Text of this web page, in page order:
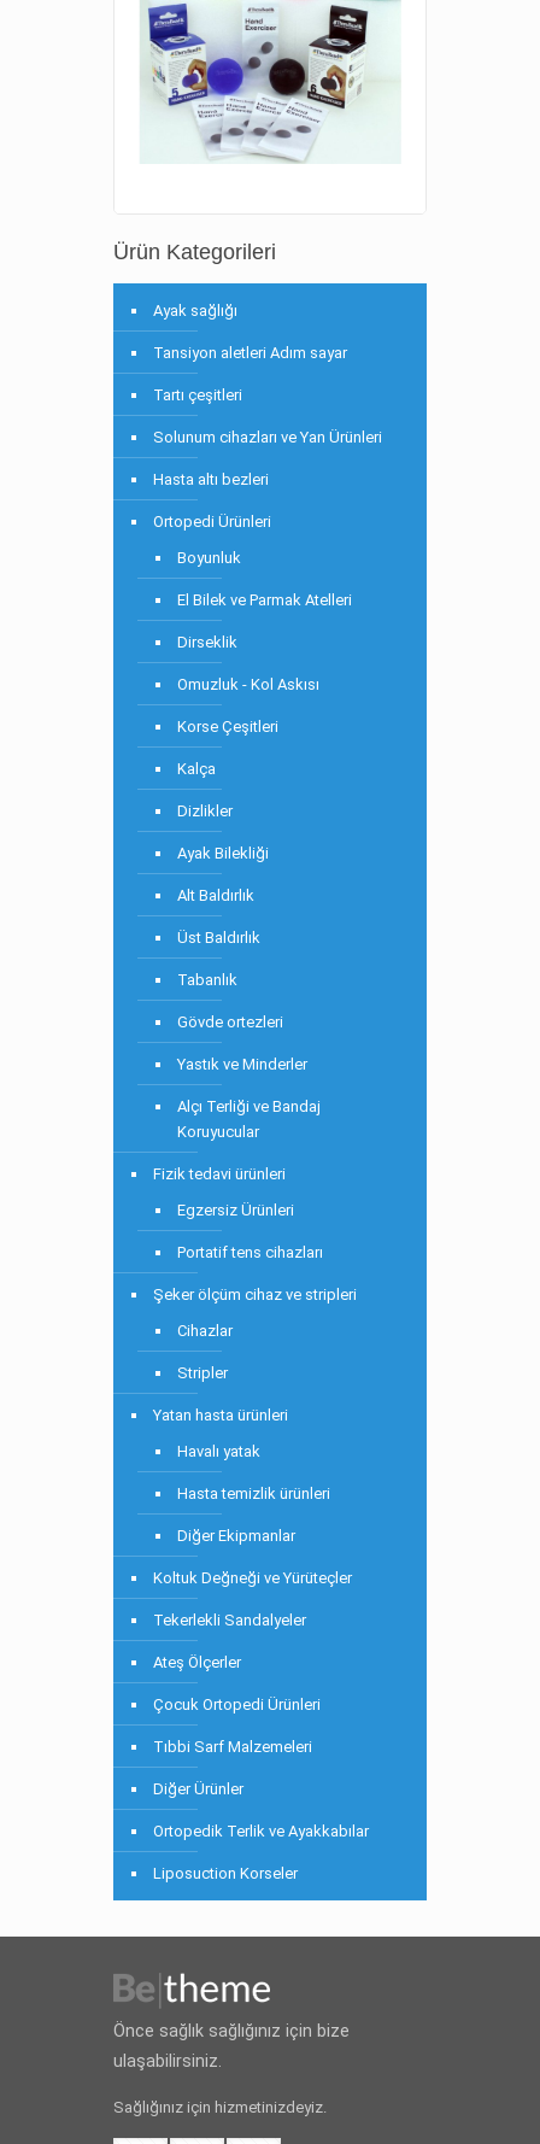
Ürün Kategorileri
Ayak sağlığı
Tansiyon aletleri Adım sayar
Tartı çeşitleri
Solunum cihazları ve Yan Ürünleri
Hasta altı bezleri
Ortopedi Ürünleri
Boyunluk
El Bilek ve Parmak Atelleri
Dirseklik
Omuzluk - Kol Askısı
Korse Çeşitleri
Kalça
Dizlikler
Ayak Bilekliği
Alt Baldırlık
Üst Baldırlık
Tabanlık
Gövde ortezleri
Yastık ve Minderler
Alçı Terliği ve Bandaj
Koruyucular
Fizik tedavi ürünleri
Egzersiz Ürünleri
Portatif tens cihazları
Şeker ölçüm cihaz ve stripleri
Cihazlar
Stripler
Yatan hasta ürünleri
Havalı yatak
Hasta temizlik ürünleri
Diğer Ekipmanlar
Koltuk Değneği ve Yürüteçler
Tekerlekli Sandalyeler
Ateş Ölçerler
Çocuk Ortopedi Ürünleri
Tıbbi Sarf Malzemeleri
Diğer Ürünler
Ortopedik Terlik ve Ayakkabılar
Liposuction Korseler
Önce sağlık sağlığınız için bize
ulaşabilirsiniz.
Sağlığınız için hizmetinizdeyiz.